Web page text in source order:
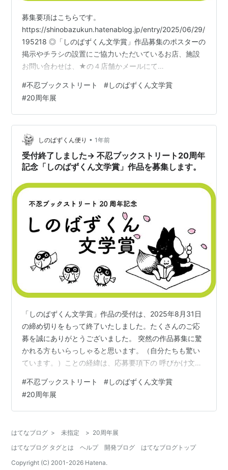
募集要項はこちらです。
https://shinobazukun.hatenablog.jp/entry/2025/06/29/
195218 ◎「しのばずくん文学賞」作品募集のポスターの
掲示やチラシの設置にご協力いただいているお店、施設
お問い合わせは、★の４店舗かメールにて
お願いいたします。 ★往来堂書店（千駄木）
https://ohraido.com/ ★ひるねこBOOKS（谷中）
https://www.hirunekobooks.com/ ★タナカホンヤ（池
之端）http://blog.livedoor.jp/…
#不忍ブックストリート #しのばずくん文学賞
#20周年展
しのばずくん便り • 1年前
受付終了しました→ 不忍ブックストリート20周年
記念「しのばずくん文学賞」作品を募集します。
「しのばずくん文学賞」作品の受付は、2025年8月31日
の締め切りをもって終了いたしました。たくさんのご応
募を誠にありがとうございました。 突然の作品募集に驚
かれる方もいらっしゃると思います。（自分たちも驚い
ています。）ことの経緯は、応募要項下の 呼びかけ文に
だいた作品は、不忍ブックストリート実行委員による選
考を経て、10月28日（火）～ 11月16日（日）に、谷中・
HAGISOさんで開催する「不忍ブックストリート20周
か、特別ゲスト選考委員賞の発表を予定しています。
【応募要項】 募集内容 …
#不忍ブックストリート #しのばずくん文学賞
#20周年展
はてなブログ > 未指定 > 20周年展
はてなブログ タグとは
ヘルプ 開発ブログ
はてなブログトップ
Copyright (C) 2001-2026 Hatena.